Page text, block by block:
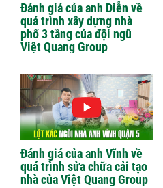
Đánh giá của anh Diễn về
quá trình xây dựng nhà
phố 3 tầng của đội ngũ
Việt Quang Group
Đánh giá của anh Vĩnh về
quá trình sửa chữa cải tạo
nhà của Việt Quang Group